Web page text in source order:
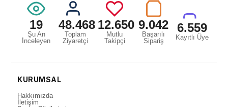
19
Şu An
İnceleyen
48.468
Toplam
Ziyaretçi
12.650
Mutlu
Takipçi
9.042
Başarılı
Sipariş
6.559
Kayıtlı Üye
KURUMSAL
Hakkımızda
İletişim